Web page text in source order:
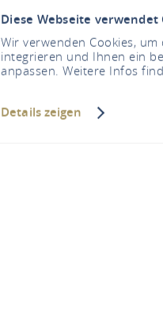
Diese Webseite verwendet
Wir verwenden Cookies,
integrieren und Ihnen ein
anpassen. Weitere Infos
Details zeigen